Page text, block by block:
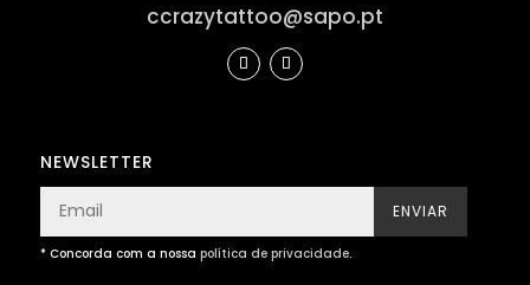
ccrazytattoo@sapo.pt
NEWSLETTER
ENVIAR
* Concorda com a nossa política de privacidade.